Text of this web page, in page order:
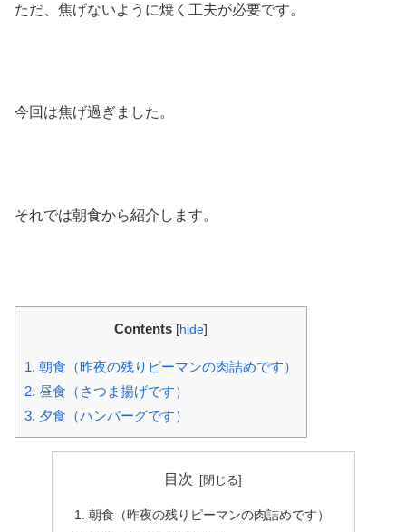
ただ、焦げないように焼く工夫が必要です。
今回は焦げ過ぎました。
それでは朝食から紹介します。
Contents [hide]
1. 朝食（昨夜の残りピーマンの肉詰めです）
2. 昼食（さつま揚げです）
3. 夕食（ハンバーグです）
目次
朝食（昨夜の残りピーマンの肉詰めです）